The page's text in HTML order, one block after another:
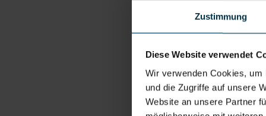
Zustimmung
Diese Website verwendet
Wir verwenden Cookies,
und die Zugriffe auf unsere
Website an unsere Partner